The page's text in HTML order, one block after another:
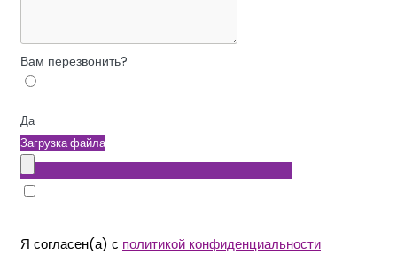
Вам перезвонить?
Да
Загрузка файла
Я согласен(а) с политикой конфиденциальности